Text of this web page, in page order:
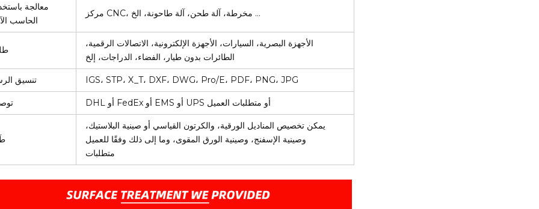
معالجة
الحاسب
مركز CNC، مخرطة، آلة طحن، آلة طاحونة، الخ ...
الأجهزة البصرية، السيارات، الأجهزة الإلكترونية، الاتصالات الرقمية،
الطائرات بدون طيار، الفضاء، الدراجات، إلخ
تنسيق IGS، STP، X_T، DXF، DWG، Pro/E، PDF، PNG، JPG
DHL أو FedEx أو EMS أو UPS أو متطلبات العميل
يمكن تخصيص المناديل الورقية، والكرتون القياسي أو صينية البلاستيك،
وصينية الإسفنج، وصينية الورق المقوى، وما إلى ذلك وفقًا للعميل
متطلبات